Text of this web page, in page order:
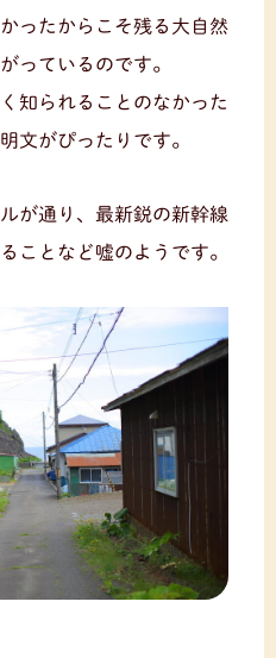
ったからこそ残る大自然
っているのです。
知られることのなかった
文がぴったりです。
が通り、最新鋭の新幹線
ことなど嘘のようです。